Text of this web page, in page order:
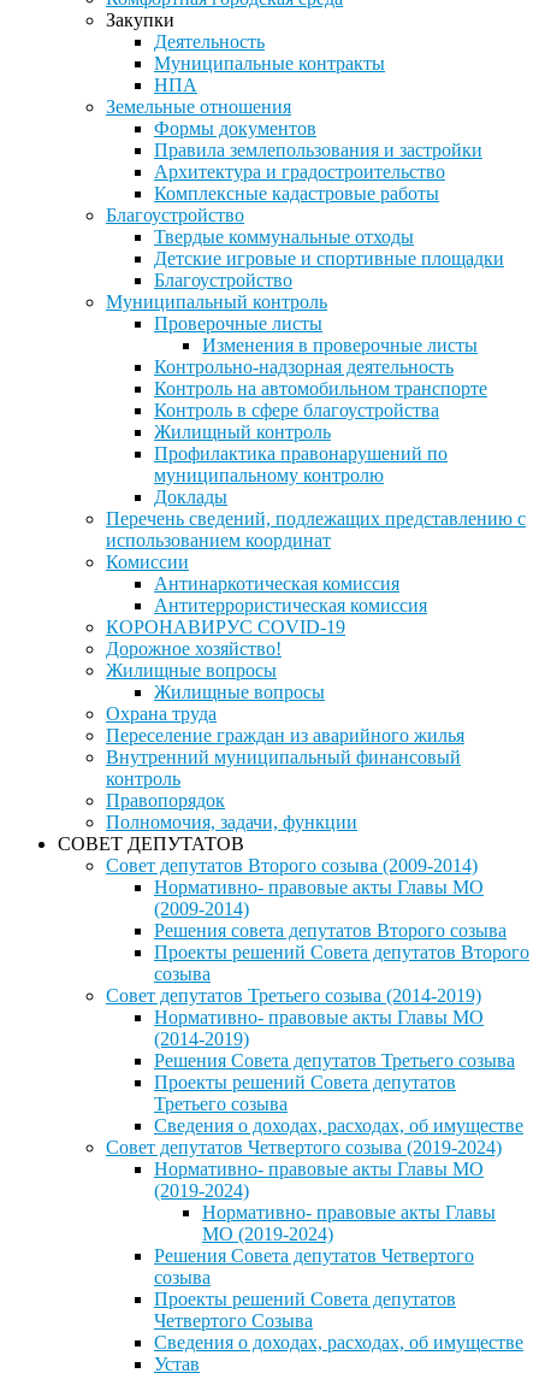
Закупки
Деятельность
Муниципальные контракты
НПА
Земельные отношения
Формы документов
Правила землепользования и застройки
Архитектура и градостроительство
Комплексные кадастровые работы
Благоустройство
Твердые коммунальные отходы
Детские игровые и спортивные площадки
Благоустройство
Муниципальный контроль
Проверочные листы
Изменения в проверочные листы
Контрольно-надзорная деятельность
Контроль на автомобильном транспорте
Контроль в сфере благоустройства
Жилищный контроль
Профилактика правонарушений по
муниципальному контролю
Доклады
Перечень сведений, подлежащих представлению с
использованием координат
Комиссии
Антинаркотическая комиссия
Антитеррористическая комиссия
КОРОНАВИРУС COVID-19
Дорожное хозяйство!
Жилищные вопросы
Жилищные вопросы
Охрана труда
Переселение граждан из аварийного жилья
Внутренний муниципальный финансовый
контроль
Правопорядок
Полномочия, задачи, функции
СОВЕТ ДЕПУТАТОВ
Совет депутатов Второго созыва (2009-2014)
Нормативно- правовые акты Главы МО
(2009-2014)
Решения совета депутатов Второго созыва
Проекты решений Совета депутатов Второго
созыва
Совет депутатов Третьего созыва (2014-2019)
Нормативно- правовые акты Главы МО
(2014-2019)
Решения Совета депутатов Третьего созыва
Проекты решений Совета депутатов
Третьего созыва
Сведения о доходах, расходах, об имуществе
Совет депутатов Четвертого созыва (2019-2024)
Нормативно- правовые акты Главы МО
(2019-2024)
Нормативно- правовые акты Главы
МО (2019-2024)
Решения Совета депутатов Четвертого
созыва
Проекты решений Совета депутатов
Четвертого Созыва
Сведения о доходах, расходах, об имуществе
Устав